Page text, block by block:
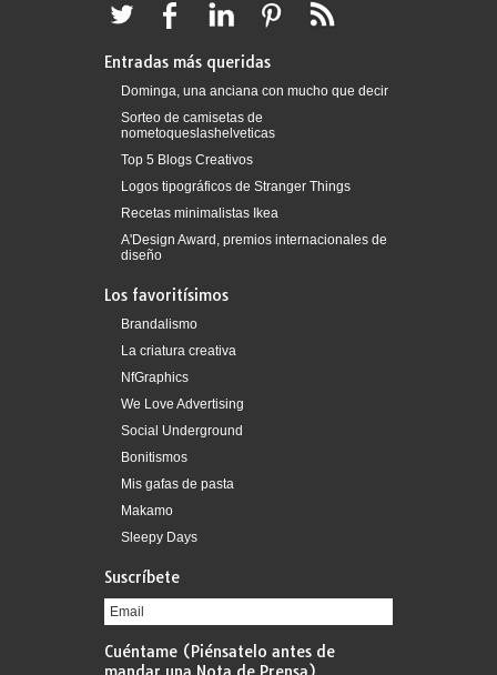
Entradas más queridas
Dominga, una anciana con mucho que decir
Sorteo de camisetas de
nometoqueslashelveticas
Top 5 Blogs Creativos
Logos tipográficos de Stranger Things
Recetas minimalistas Ikea
A'Design Award, premios internacionales de
diseño
Los favoritísimos
Brandalismo
La criatura creativa
NfGraphics
We Love Advertising
Social Underground
Bonitismos
Mis gafas de pasta
Makamo
Sleepy Days
Suscríbete
Cuéntame (Piénsatelo antes de